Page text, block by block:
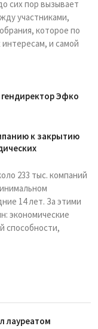
сих пор вызывает
участниками,
которое по
и самой
Эфко
к закрытию
233 тыс. компаний
14 лет. За этими
экономические
способности,
лауреатом